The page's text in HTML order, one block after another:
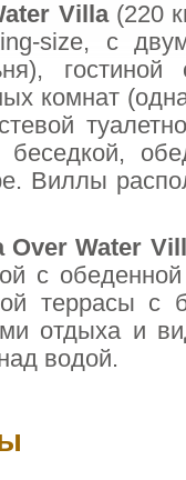
Villa (220
size, с
комнат
Виллы
Over Water
с
террасы с
отдыха и
водой.